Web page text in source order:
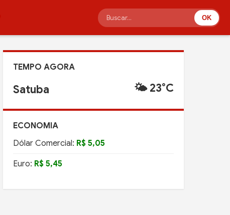
OK
TEMPO AGORA
Satuba 🌤️ 23°C
ECONOMIA
Dólar Comercial: R$ 5,05
Euro: R$ 5,45